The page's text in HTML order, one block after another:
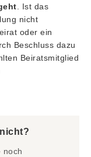
. Ist das
nicht
oder ein
Beschluss dazu
Beiratsmitglied
noch